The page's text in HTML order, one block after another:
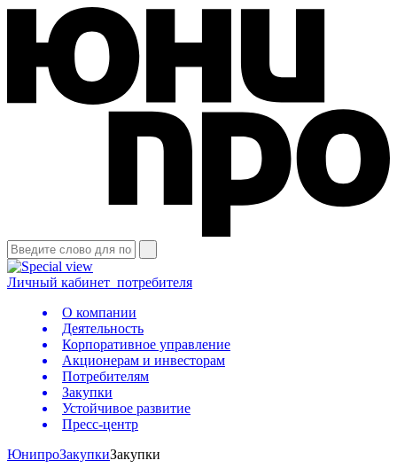
Личный кабинет потребителя
О компании
Деятельность
Корпоративное управление
Акционерам и инвесторам
Потребителям
Закупки
Устойчивое развитие
Пресс-центр
ЮнипроЗакупкиЗакупки